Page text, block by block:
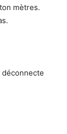
mètres.
déconnecte